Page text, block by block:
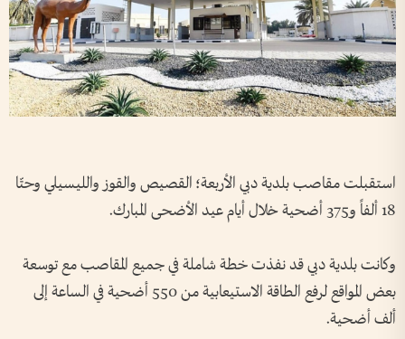
استقبلت مقاصب بلدية دبي الأربعة؛ القصيص والقوز والليسيلي وحتّا
18 ألفاً و375 أضحية خلال أيام عيد الأضحى المبارك.
وكانت بلدية دبي قد نفذت خطة شاملة في جميع المقاصب مع توسعة
بعض المواقع لرفع الطاقة الاستيعابية من 550 أضحية في الساعة إلى
ألف أضحية.